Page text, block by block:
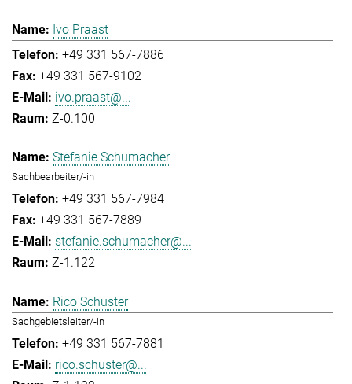
Ivo Praast
+49 331 567-7886
+49 331 567-9102
ivo.praast@...
Z-0.100
Stefanie Schumacher
Sachbearbeiter/-in
+49 331 567-7984
+49 331 567-7889
stefanie.schumacher@...
Z-1.122
Rico Schuster
Sachgebietsleiter/-in
+49 331 567-7881
rico.schuster@...